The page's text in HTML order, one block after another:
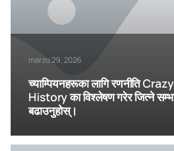
marzo 29, 2026
च्याम्पियनहरूका लागि रणनीति
History का विश्लेषण गरेर जित्ने
बढाउनुहोस्।